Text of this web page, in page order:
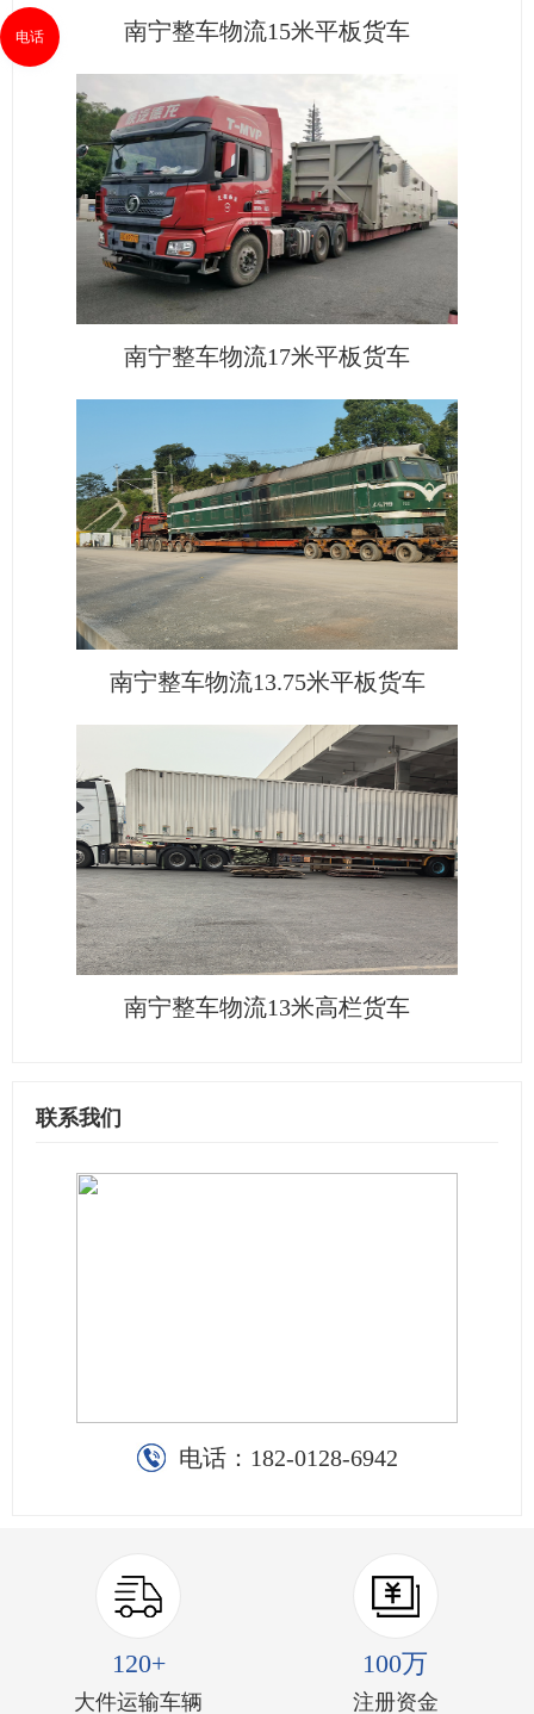
南宁整车物流15米平板货车
南宁整车物流17米平板货车
南宁整车物流13.75米平板货车
南宁整车物流13米高栏货车
联系我们
电话： 182-0128-6942
120+
大件运输车辆
100万
注册资金
电话